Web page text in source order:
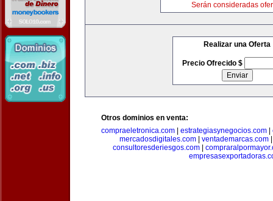
Serán consideradas
Realizar una Oferta
Precio Ofrecido $
Otros dominios en venta:
compraeletronica.com
estrategiasynegocios.com
mercadosdigitales.com| ventademarcas.com
consultoresderiesgos.com